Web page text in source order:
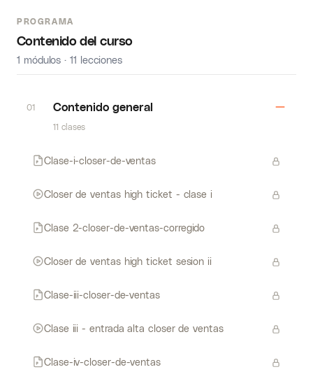
PROGRAMA
Contenido del curso
1 módulos · 11 lecciones
01 Contenido general
11 clases
Clase-i-closer-de-ventas
Closer de ventas high ticket - clase i
Clase 2-closer-de-ventas-corregido
Closer de ventas high ticket sesion ii
Clase-iii-closer-de-ventas
Clase iii - entrada alta closer de ventas
Clase-iv-closer-de-ventas